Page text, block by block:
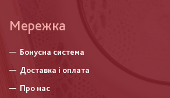
Меню
нижнього
колонтитулу
Мережка
Бонусна система
Доставка і оплата
Про нас